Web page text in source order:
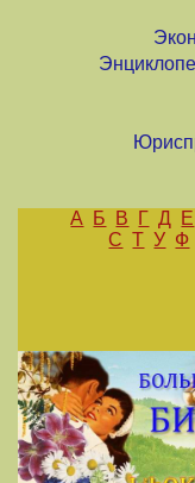
А Б В Г Д Е
С Т У Ф